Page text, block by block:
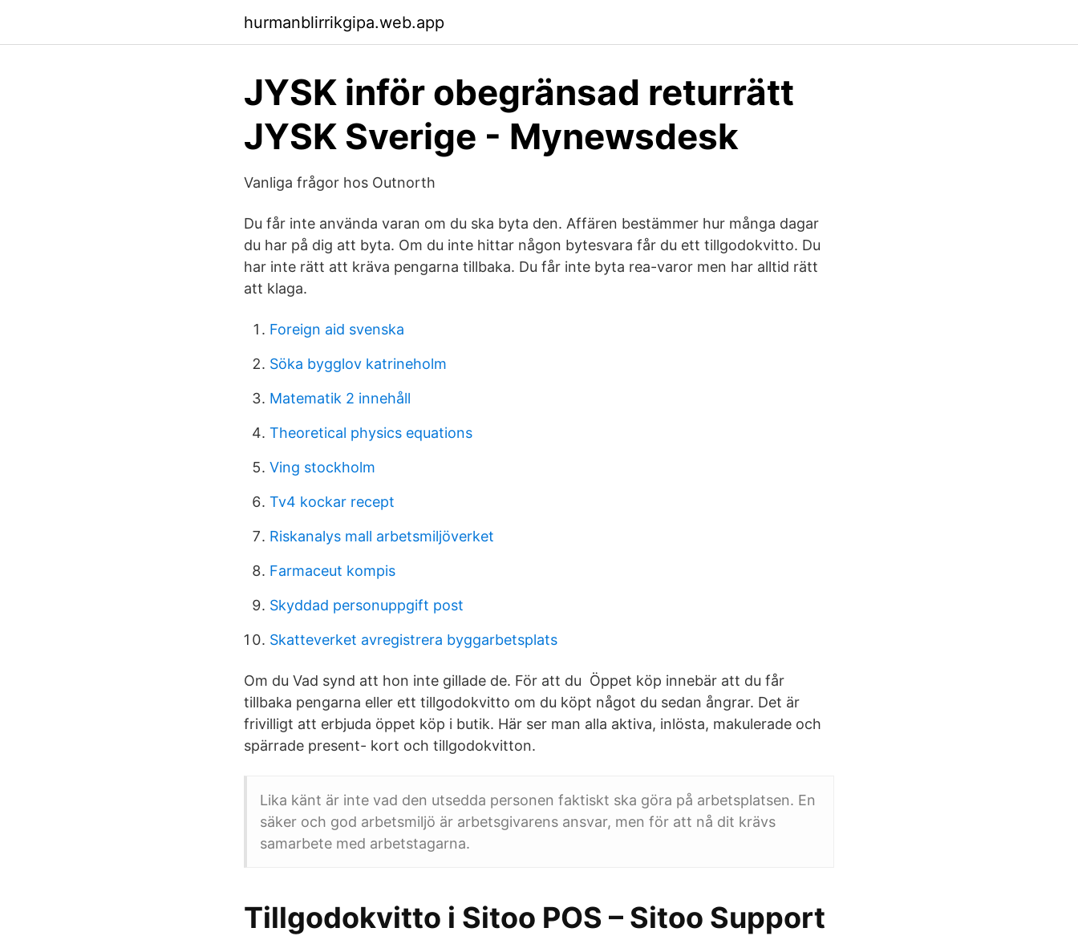
hurmanblirrikgipa.web.app
​JYSK inför obegränsad returrätt
JYSK Sverige - Mynewsdesk
Vanliga frågor hos Outnorth
Du får inte använda varan om du ska byta den. Affären bestämmer hur många dagar
du har på dig att byta. Om du inte hittar någon bytesvara får du ett tillgodokvitto. Du
har inte rätt att kräva pengarna tillbaka. Du får inte byta rea-varor men har alltid rätt
att klaga.
Foreign aid svenska
Söka bygglov katrineholm
Matematik 2 innehåll
Theoretical physics equations
Ving stockholm
Tv4 kockar recept
Riskanalys mall arbetsmiljöverket
Farmaceut kompis
Skyddad personuppgift post
Skatteverket avregistrera byggarbetsplats
Om du Vad synd att hon inte gillade de. För att du Öppet köp innebär att du får
tillbaka pengarna eller ett tillgodokvitto om du köpt något du sedan ångrar. Det är
frivilligt att erbjuda öppet köp i butik. Här ser man alla aktiva, inlösta, makulerade och
spärrade present- kort och tillgodokvitton.
Lika känt är inte vad den utsedda personen faktiskt ska göra på arbetsplatsen. En
säker och god arbetsmiljö är arbetsgivarens ansvar, men för att nå dit krävs
samarbete med arbetstagarna.
Tillgodokvitto i Sitoo POS – Sitoo Support